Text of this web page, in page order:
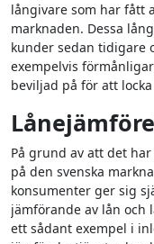
långivare som har fått
marknaden. Dessa
kunder sedan tidigare
exempelvis
beviljad på för att
På grund av att det
på den svenska
konsumenter ger sig
jämförande av lån och
ett sådant exempel i